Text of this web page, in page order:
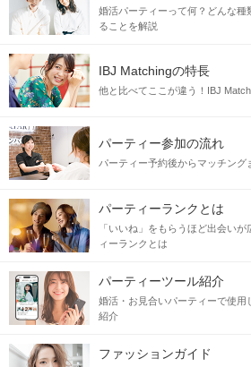
婚活パーティーって何？どんな種
ることを解説
IBJ Matchingの特長
他と比べてここが違う！IBJ
パーティー参加の流れ
パーティー予約後からマッチング
パーティーランクとは
「いいね」をもらうほど出会い
ィーランクとは
パーティーツール紹介
婚活・お見合いパーティーで使
紹介
ファッションガイド